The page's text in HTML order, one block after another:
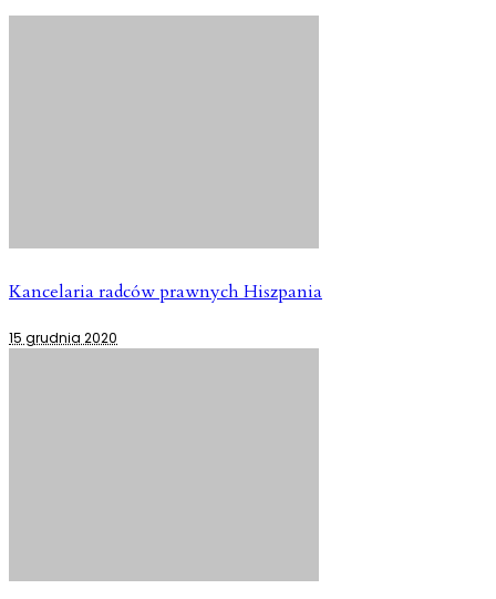
Kancelaria radców prawnych Hiszpania
15 grudnia 2020